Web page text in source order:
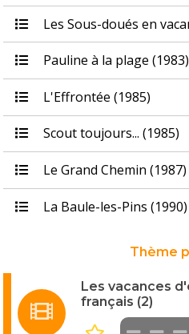
Les Sous-doués en
Pauline à la plage (1983)
L'Effrontée (1985)
Scout toujours... (1985)
Le Grand Chemin (1987)
La Baule-les-Pins (1990)
Thème
Les vacances
français (2)